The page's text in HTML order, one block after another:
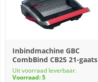
Inbindmachine GBC
CombBind CB25 21-gaats
Uit voorraad leverbaar.
Voorraad: 5